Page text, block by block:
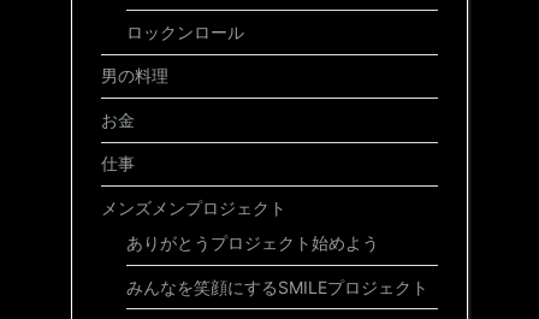
ロックンロール
男の料理
お金
仕事
メンズメンプロジェクト
ありがとうプロジェクト始めよう
みんなを笑顔にするSMILEプロジェクト